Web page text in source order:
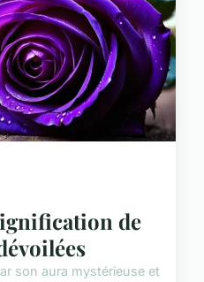
de
son aura mystérieuse et